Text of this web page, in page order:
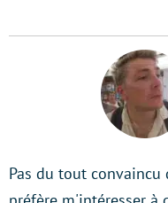
Pas du tout convaincu